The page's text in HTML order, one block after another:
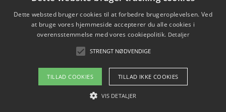
Hvordan citater om fossile brændstoffer kan ændre
Copyright 2026 - Pilanto Aps
Om / kontakt
Dette websted bruger cookies til at forbedre brugeroplevelsen. Ved
at bruge vores hjemmeside accepterer du alle cookies i
overensstemmelse med vores cookiepolitik. Detaljer
STRENGT NØDVENDIGE
TILLAD COOKIES TILLAD IKKE COOKIES
VIS DETALJER